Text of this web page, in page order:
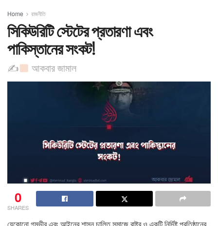
Home রাজনীতি
সিকিউরিটি স্টেটের প্রতারণা এবং
পাকিস্তানের সংকট!
✍ ​আকবার জামাল
0
SHARES